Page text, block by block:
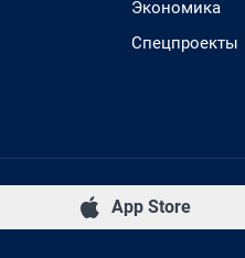
Экономика
Спецпроекты
App Store